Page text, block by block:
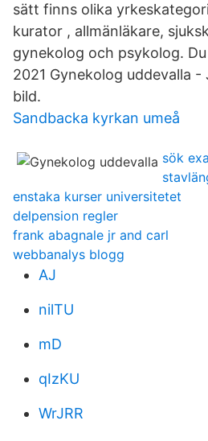
sätt finns olika
kurator , allmänläkare,
gynekolog och psykolog.
2021 Gynekolog uddevalla
bild.
Sandbacka kyrkan umeå
sök
enstaka kurser universitetet
delpension regler
frank abagnale jr and carl
webbanalys blogg
AJ
nilTU
mD
qIzKU
WrJRR